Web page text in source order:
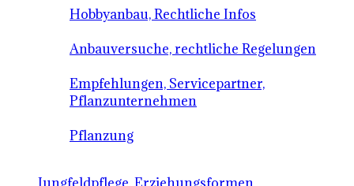
Hobbyanbau, Rechtliche Infos
Anbauversuche, rechtliche Regelungen
Empfehlungen, Servicepartner,
Pflanzunternehmen
Pflanzung